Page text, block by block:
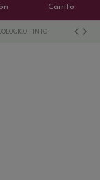
Carrito
TINTO